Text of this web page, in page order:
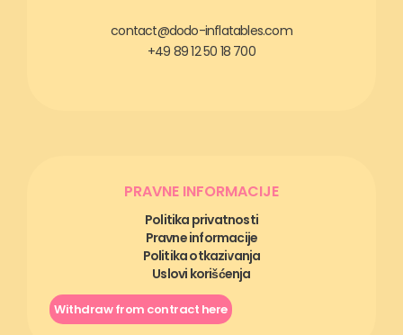
contact@dodo-inflatables.com
+49 89 12 50 18 700
PRAVNE INFORMACIJE
Politika privatnosti
Pravne informacije
Politika otkazivanja
Uslovi korišćenja
Withdraw from contract here